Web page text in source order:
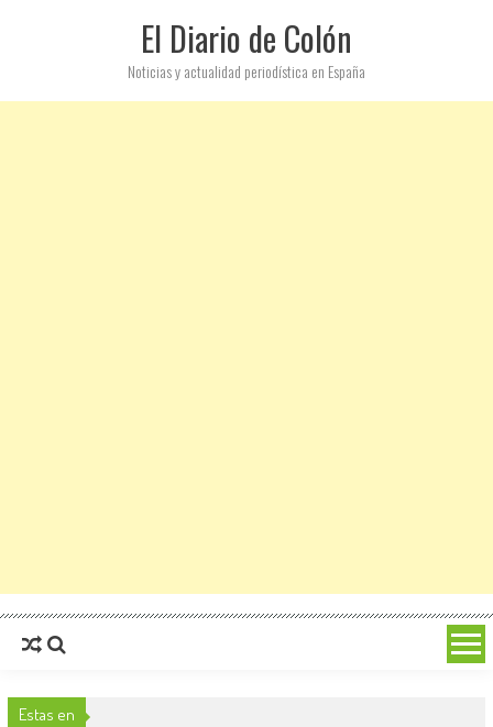
El Diario de Colón
Noticias y actualidad periodística en España
Estas en